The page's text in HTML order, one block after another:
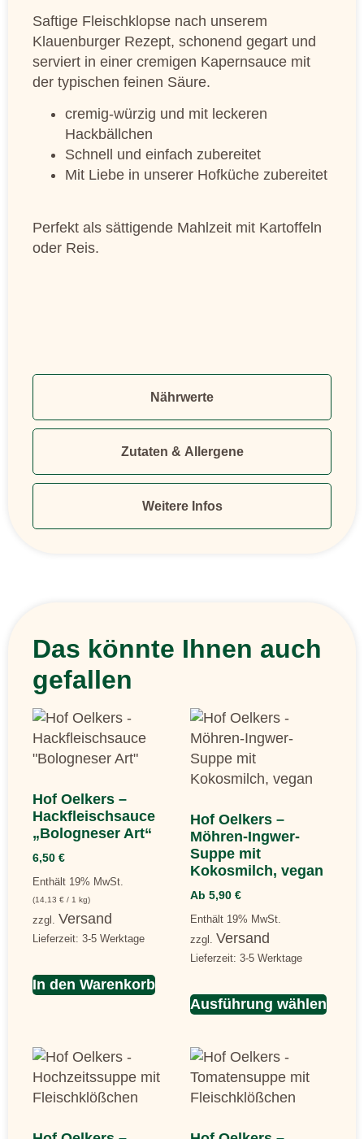
Nährwerte
Zutaten & Allergene
Weitere Infos
Saftige Fleischklopse nach unserem
Klauenburger Rezept, schonend gegart und
serviert in einer cremigen Kapernsauce mit
der typischen feinen Säure.
cremig-würzig und mit leckeren
Hackbällchen
Schnell und einfach zubereitet
Mit Liebe in unserer Hofküche zubereitet
Perfekt als sättigende Mahlzeit mit Kartoffeln
oder Reis.
Das könnte Ihnen auch
gefallen
Hof Oelkers –
Hackfleischsauce
„Bologneser Art“
6,50 €
Enthält 19% MwSt.
(14,13 € / 1 kg)
zzgl. Versand
Lieferzeit: 3-5 Werktage
In den Warenkorb
Hof Oelkers –
Möhren-Ingwer-
Suppe mit
Kokosmilch, vegan
Ab 5,90 €
Enthält 19% MwSt.
zzgl. Versand
Lieferzeit: 3-5 Werktage
Ausführung wählen